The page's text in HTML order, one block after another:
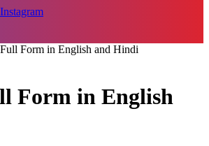
Instagram
Form in English and Hindi
Form in English